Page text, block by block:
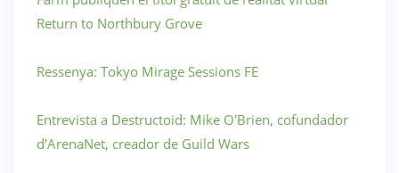
Return to Northbury Grove
Ressenya: Tokyo Mirage Sessions FE
Entrevista a Destructoid: Mike O'Brien, cofundador
d'ArenaNet, creador de Guild Wars